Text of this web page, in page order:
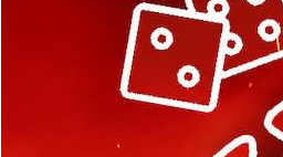
ETICHETTA:"BESTSELLER"